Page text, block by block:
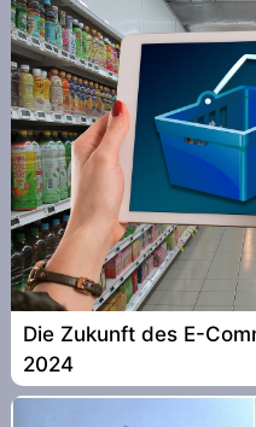
Die Zukunft des E-
2024